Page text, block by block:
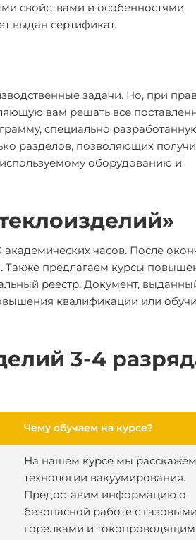
свойствами и особенностями
выдан сертификат.
задачи. Но, при
вам решать все
специально
разделов, позволяющих
оборудованию и
академических часов. После
Также предлагаем курсы
реестр. Документ,
квалификации или
3-4
Чему обучаем на курсе?
На нашем курсе мы
технологии вакуумирования.
Предоставим информацию о
безопасной работе с газовыми
горелками и